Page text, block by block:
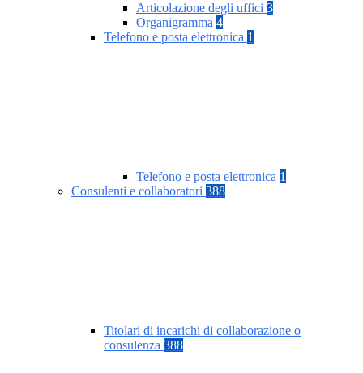
Articolazione degli uffici 3
Organigramma 4
Telefono e posta elettronica 1
Telefono e posta elettronica 1
Consulenti e collaboratori 388
Titolari di incarichi di collaborazione o
consulenza 388